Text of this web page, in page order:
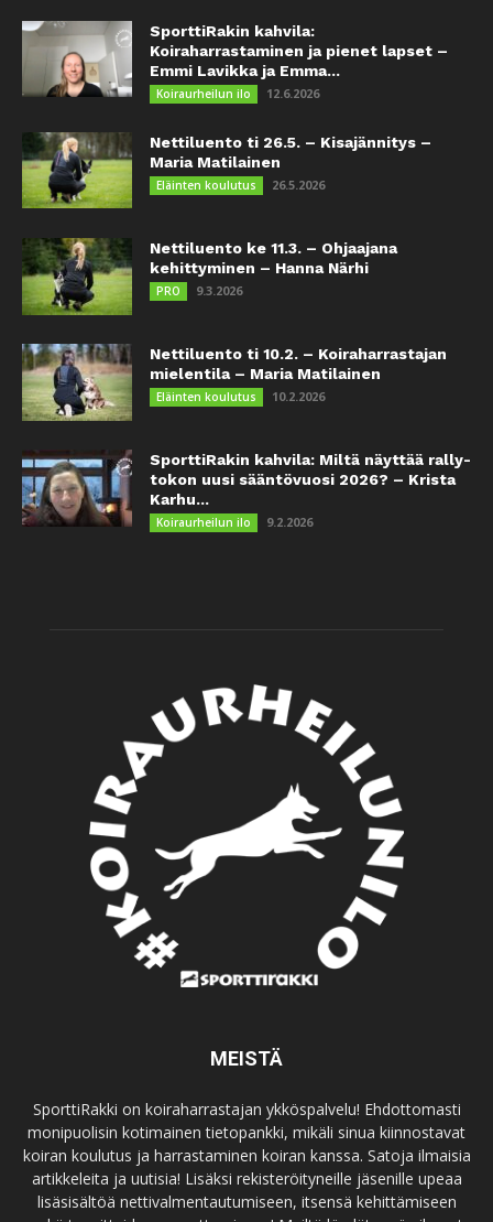
SporttiRakin kahvila:
Koiraharrastaminen ja pienet lapset –
Emmi Lavikka ja Emma...
Koiraurheilun ilo 12.6.2026
Nettiluento ti 26.5. – Kisajännitys –
Maria Matilainen
Eläinten koulutus 26.5.2026
Nettiluento ke 11.3. – Ohjaajana
kehittyminen – Hanna Närhi
PRO 9.3.2026
Nettiluento ti 10.2. – Koiraharrastajan
mielentila – Maria Matilainen
Eläinten koulutus 10.2.2026
SporttiRakin kahvila: Miltä näyttää rally-
tokon uusi sääntövuosi 2026? – Krista
Karhu...
Koiraurheilun ilo 9.2.2026
MEISTÄ
SporttiRakki on koiraharrastajan ykköspalvelu! Ehdottomasti
monipuolisin kotimainen tietopankki, mikäli sinua kiinnostavat
koiran koulutus ja harrastaminen koiran kanssa. Satoja ilmaisia
artikkeleita ja uutisia! Lisäksi rekisteröityneille jäsenille upeaa
lisäsisältöä nettivalmentautumiseen, itsensä kehittämiseen